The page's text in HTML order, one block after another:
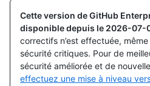
Cette version de GitHub
disponible depuis le 2026-07-
correctifs n’est effectuée,
sécurité critiques. Pour de
sécurité améliorée et de
effectuez une mise à niveau